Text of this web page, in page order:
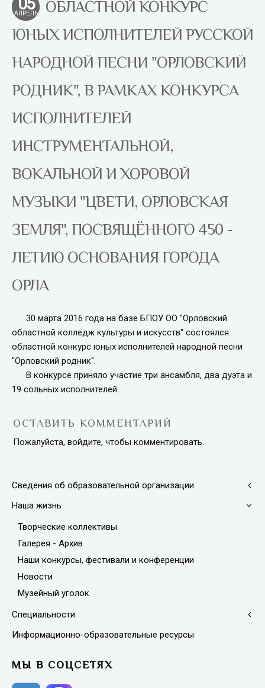
АПРЕЛЬ
ОБЛАСТНОЙ КОНКУРС
ЮНЫХ ИСПОЛНИТЕЛЕЙ РУССКОЙ
НАРОДНОЙ ПЕСНИ "ОРЛОВСКИЙ
РОДНИК", В РАМКАХ КОНКУРСА
ИСПОЛНИТЕЛЕЙ
ИНСТРУМЕНТАЛЬНОЙ,
ВОКАЛЬНОЙ И ХОРОВОЙ
МУЗЫКИ "ЦВЕТИ, ОРЛОВСКАЯ
ЗЕМЛЯ", ПОСВЯЩЁННОГО 450 -
ЛЕТИЮ ОСНОВАНИЯ ГОРОДА
ОРЛА
30 марта 2016 года на базе БПОУ ОО "Орловский
областной колледж культуры и искусств" состоялся
областной конкурс юных исполнителей народной песни
"Орловский родник".
В конкурсе приняло участие три ансамбля, два дуэта и
19 сольных исполнителей.
ОСТАВИТЬ КОММЕНТАРИЙ
Пожалуйста, войдите, чтобы комментировать.
Сведения об образовательной организации
Наша жизнь
Творческие коллективы
Галерея - Архив
Наши конкурсы, фестивали и конференции
Новости
Музейный уголок
Специальности
Информационно-образовательные ресурсы
МЫ В СОЦСЕТЯХ